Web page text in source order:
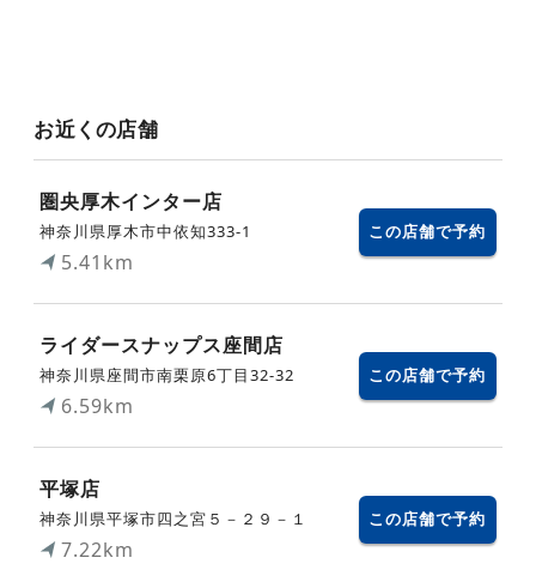
お近くの店舗
圏央厚木インター店
神奈川県厚木市中依知333-1
5.41km
この店舗で予約
ライダースナップス座間店
神奈川県座間市南栗原6丁目32-32
6.59km
この店舗で予約
平塚店
神奈川県平塚市四之宮５－２９－１
7.22km
この店舗で予約